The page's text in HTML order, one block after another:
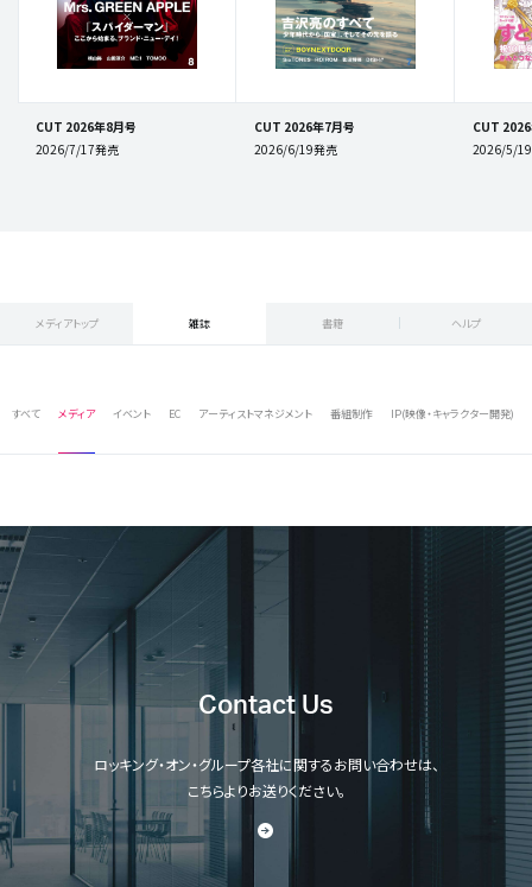
CUT 2026年8月号
2026/7/17発売
CUT 2026年7月号
2026/6/19発売
CUT
2026/5/
メディアトップ 雑誌 書籍 ヘルプ
すべて メディア イベント EC アーティストマネジメント 番組制作 IP(映像・キャラクター開発)
Contact Us
ロッキング・オン・グループ各社に関するお問い合わせは、
こちらよりお送りください。